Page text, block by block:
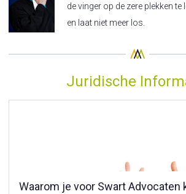
de vinger op de zere plekken
en laat niet meer los.
Juridische
Waarom je voor Swart Advocaten